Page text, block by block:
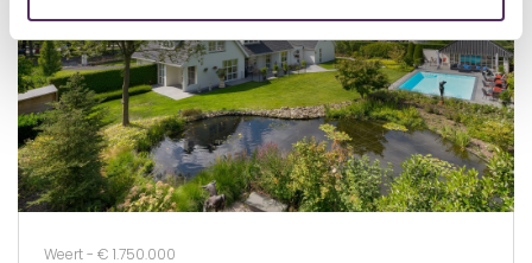
Weert - € 1.750.000